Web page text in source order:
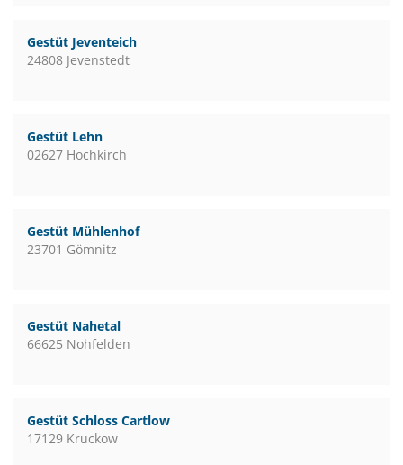
Gestüt Jeventeich
24808 Jevenstedt
Gestüt Lehn
02627 Hochkirch
Gestüt Mühlenhof
23701 Gömnitz
Gestüt Nahetal
66625 Nohfelden
Gestüt Schloss Cartlow
17129 Kruckow